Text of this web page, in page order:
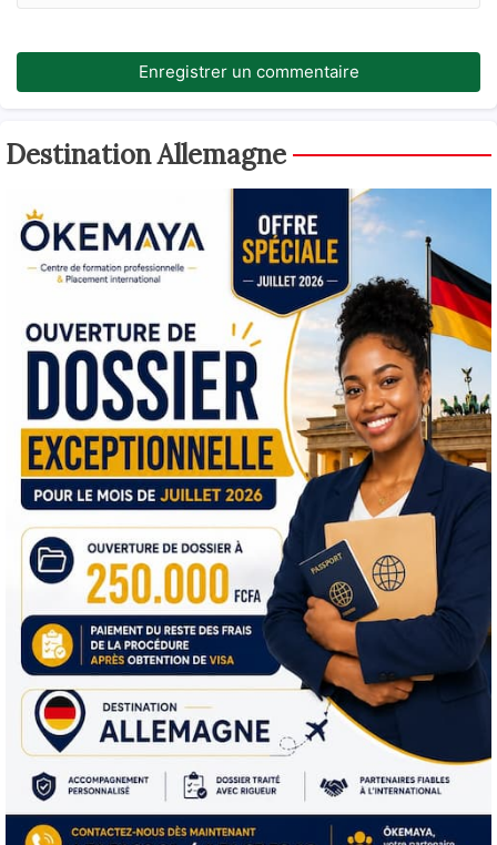
Enregistrer un commentaire
Destination Allemagne